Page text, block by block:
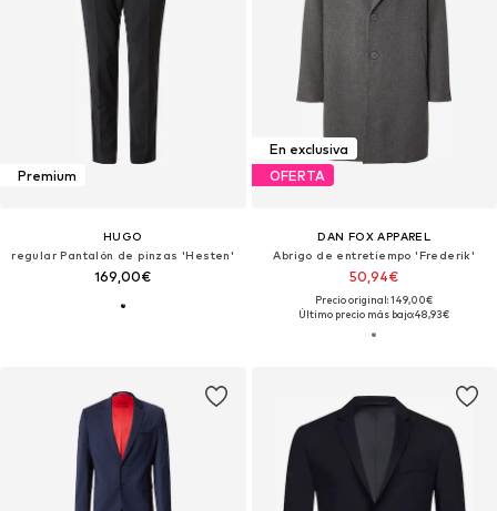
Premium
HUGO
regular Pantalón de pinzas 'Hesten'
169,00€
En exclusiva
OFERTA
DAN FOX APPAREL
Abrigo de entretiempo 'Frederik'
50,94€
Precio original: 149,00€
Último precio más bajo:48,93€